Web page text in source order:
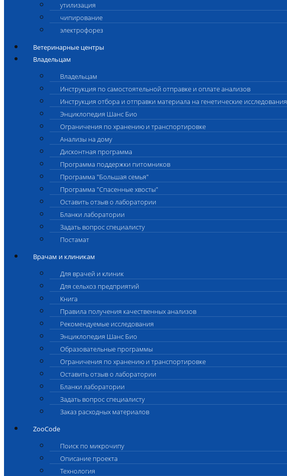
утилизация
чипирование
электрофорез
Ветеринарные центры
Владельцам
Владельцам
Инструкция по самостоятельной отправке и оплате анализов
Инструкция отбора и отправки материала на генетические исследования
Энциклопедия Шанс Био
Ограничения по хранению и транспортировке
Анализы на дому
Дисконтная программа
Программа поддержки питомников
Программа "Большая семья"
Программа "Спасенные хвосты"
Оставить отзыв о лаборатории
Бланки лаборатории
Задать вопрос специалисту
Постамат
Врачам и клиникам
Для врачей и клиник
Для сельхоз предприятий
Книга
Правила получения качественных анализов
Рекомендуемые исследования
Энциклопедия Шанс Био
Образовательные программы
Ограничения по хранению и транспортировке
Оставить отзыв о лаборатории
Бланки лаборатории
Задать вопрос специалисту
Заказ расходных материалов
ZooCode
Поиск по микрочипу
Описание проекта
Технология